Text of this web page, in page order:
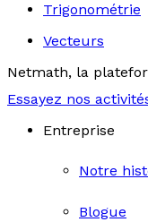
Trigonométrie
Vecteurs
Netmath, la
Essayez nos
Entreprise
Notre
Blogue